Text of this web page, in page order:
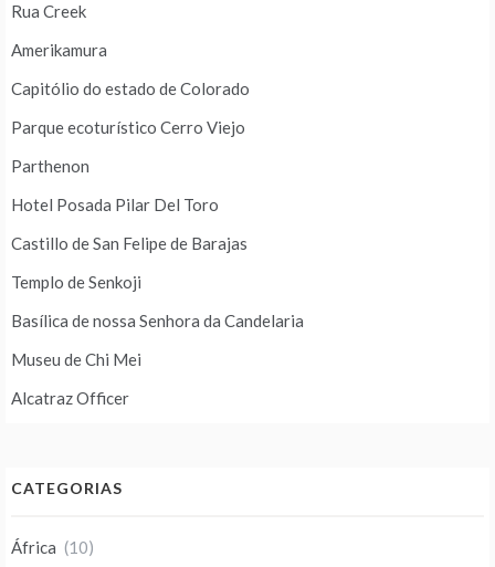
Rua Creek
Amerikamura
Capitólio do estado de Colorado
Parque ecoturístico Cerro Viejo
Parthenon
Hotel Posada Pilar Del Toro
Castillo de San Felipe de Barajas
Templo de Senkoji
Basílica de nossa Senhora da Candelaria
Museu de Chi Mei
Alcatraz Officer
CATEGORIAS
África (10)